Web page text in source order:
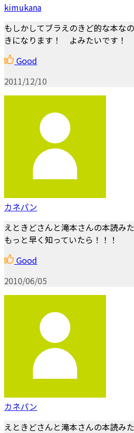
kimukana
もしかしてブラえのきど的な本な
きになります！ よみたいです！
Good
2011/12/10
カネパン
えときどさんと滝本さんの本読み
もっと早く知っていたら！！！
Good
2010/06/05
カネパン
えときどさんと滝本さんの本読み